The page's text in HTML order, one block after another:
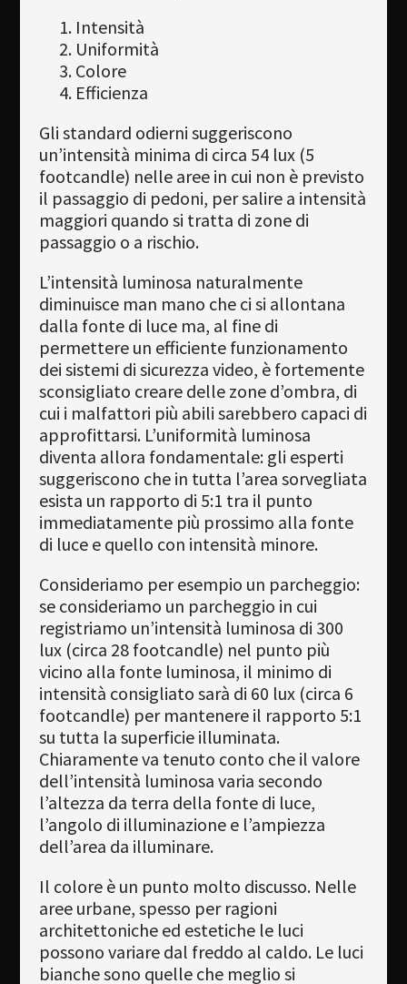
Intensità
Uniformità
Colore
Efficienza
Gli standard odierni suggeriscono
un’intensità minima di circa 54 lux (5
footcandle) nelle aree in cui non è previsto
il passaggio di pedoni, per salire a intensità
maggiori quando si tratta di zone di
passaggio o a rischio.
L’intensità luminosa naturalmente
diminuisce man mano che ci si allontana
dalla fonte di luce ma, al fine di
permettere un efficiente funzionamento
dei sistemi di sicurezza video, è fortemente
sconsigliato creare delle zone d’ombra, di
cui i malfattori più abili sarebbero capaci di
approfittarsi. L’uniformità luminosa
diventa allora fondamentale: gli esperti
suggeriscono che in tutta l’area sorvegliata
esista un rapporto di 5:1 tra il punto
immediatamente più prossimo alla fonte
di luce e quello con intensità minore.
Consideriamo per esempio un parcheggio:
se consideriamo un parcheggio in cui
registriamo un’intensità luminosa di 300
lux (circa 28 footcandle) nel punto più
vicino alla fonte luminosa, il minimo di
intensità consigliato sarà di 60 lux (circa 6
footcandle) per mantenere il rapporto 5:1
su tutta la superficie illuminata.
Chiaramente va tenuto conto che il valore
dell’intensità luminosa varia secondo
l’altezza da terra della fonte di luce,
l’angolo di illuminazione e l’ampiezza
dell’area da illuminare.
Il colore è un punto molto discusso. Nelle
aree urbane, spesso per ragioni
architettoniche ed estetiche le luci
possono variare dal freddo al caldo. Le luci
bianche sono quelle che meglio si